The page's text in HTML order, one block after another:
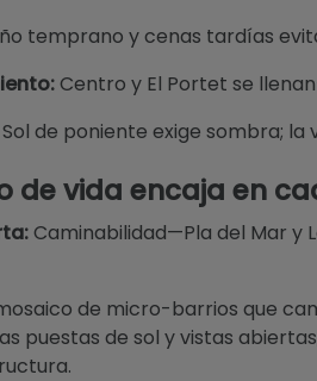
temprano y cenas tardías
Centro y El Portet se
Sol de poniente exige sombra; la
de vida encaja en
Caminabilidad—Pla del Mar y
de micro-barrios que
puestas de sol y vistas